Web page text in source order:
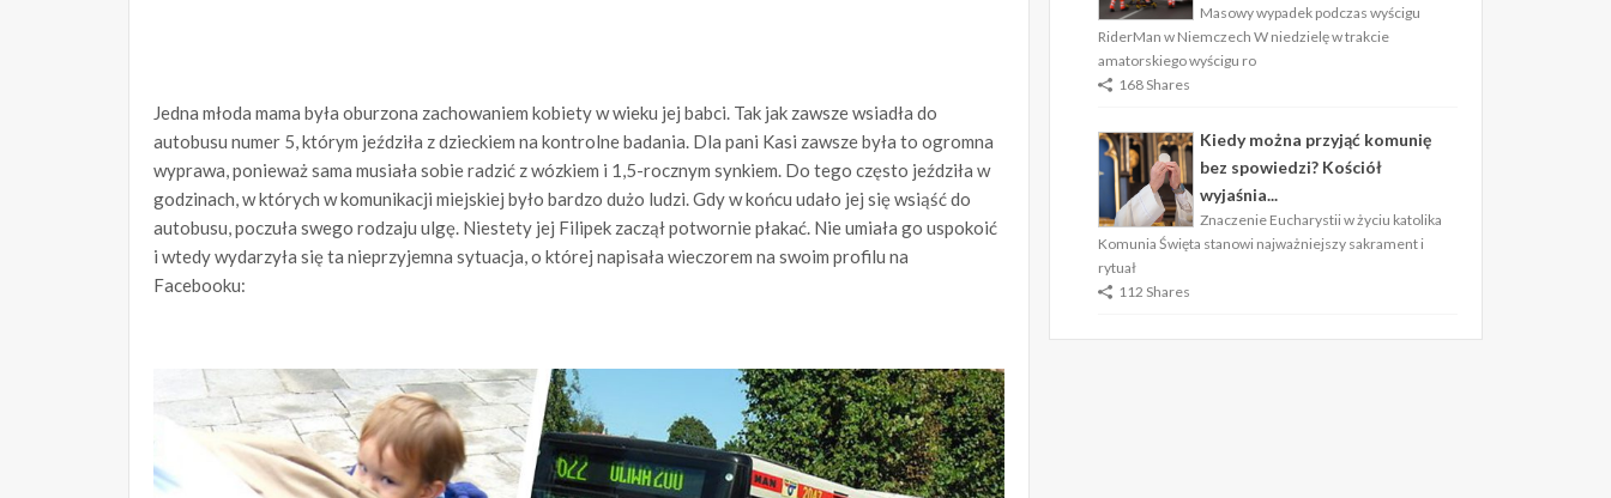
Jedna młoda mama była oburzona zachowaniem kobiety w wieku jej babci. Tak jak zawsze wsiadła do
autobusu numer 5, którym jeździła z dzieckiem na kontrolne badania. Dla pani Kasi zawsze była to ogromna
wyprawa, ponieważ sama musiała sobie radzić z wózkiem i 1,5-rocznym synkiem. Do tego często jeździła w
godzinach, w których w komunikacji miejskiej było bardzo dużo ludzi. Gdy w końcu udało jej się wsiąść do
autobusu, poczuła swego rodzaju ulgę. Niestety jej Filipek zaczął potwornie płakać. Nie umiała go uspokoić
i wtedy wydarzyła się ta nieprzyjemna sytuacja, o której napisała wieczorem na swoim profilu na
Facebooku:
Masowy wypadek podczas wyścigu
RiderMan w Niemczech W niedzielę w trakcie
amatorskiego wyścigu ro
168 Shares
Kiedy można przyjąć komunię
bez spowiedzi? Kościół
wyjaśnia...
Znaczenie Eucharystii w życiu katolika
Komunia Święta stanowi najważniejszy sakrament i
rytuał
112 Shares